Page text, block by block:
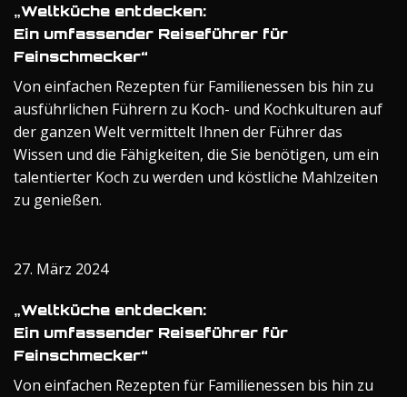
„Weltküche entdecken:
Ein umfassender Reiseführer für
Feinschmecker“
Von einfachen Rezepten für Familienessen bis hin zu
ausführlichen Führern zu Koch- und Kochkulturen auf
der ganzen Welt vermittelt Ihnen der Führer das
Wissen und die Fähigkeiten, die Sie benötigen, um ein
talentierter Koch zu werden und köstliche Mahlzeiten
zu genießen.
27. März 2024
„Weltküche entdecken:
Ein umfassender Reiseführer für
Feinschmecker“
Von einfachen Rezepten für Familienessen bis hin zu